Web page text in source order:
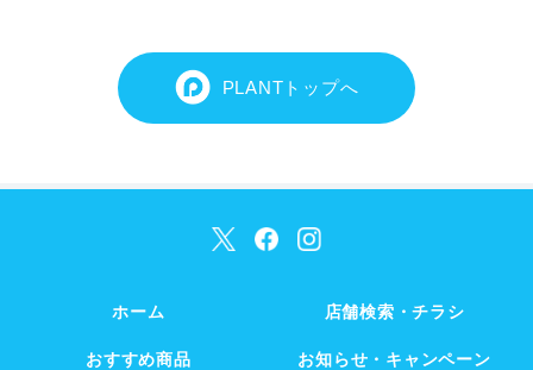
PLANTトップへ
ホーム 店舗検索・チラシ
おすすめ商品 お知らせ・キャンペーン